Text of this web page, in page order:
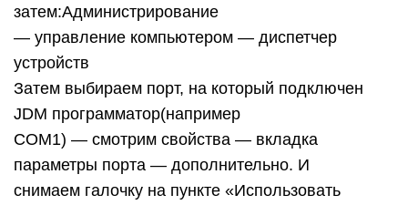
затем:Администрирование
— управление компьютером — диспетчер
устройств
Затем выбираем порт, на который подключен
JDM программатор(например
COM1) — смотрим свойства — вкладка
параметры порта — дополнительно. И
снимаем галочку на пункте «Использовать